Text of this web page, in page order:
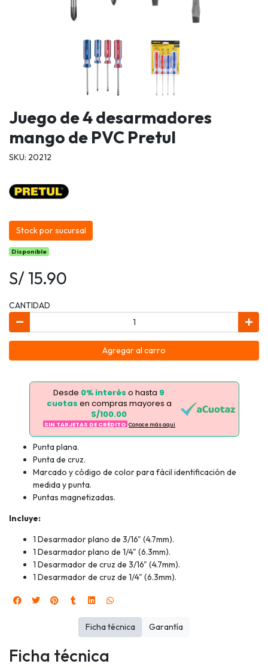
Juego de 4 desarmadores
mango de PVC Pretul
SKU: 20212
Stock por sucursal
Disponible
S/ 15.90
CANTIDAD
Agregar al carro
Desde 0% interés o hasta 9
cuotas en compras mayores a
S/100.00
SIN TARJETAS DE CRÉDITO Conoce más aqui
Punta plana.
Punta de cruz.
Marcado y código de color para fácil identificación de
medida y punta.
Puntas magnetizadas.
Incluye:
1 Desarmador plano de 3/16" (4.7mm).
1 Desarmador plano de 1/4" (6.3mm).
1 Desarmador de cruz de 3/16" (4.7mm).
1 Desarmador de cruz de 1/4" (6.3mm).
Ficha técnica
Ficha técnica Garantía